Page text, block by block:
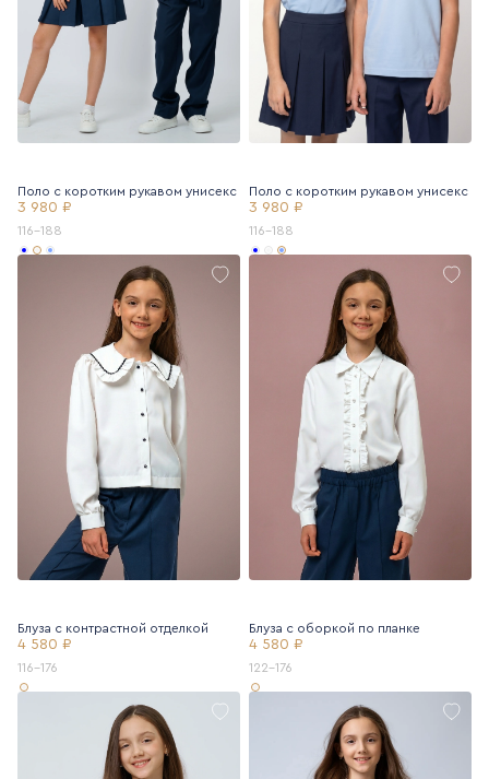
Поло с коротким рукавом унисекс
3 980 ₽
116-188
Поло с коротким рукавом унисекс
3 980 ₽
116-188
Блуза с контрастной отделкой
4 580 ₽
116-176
Блуза с оборкой по планке
4 580 ₽
122-176